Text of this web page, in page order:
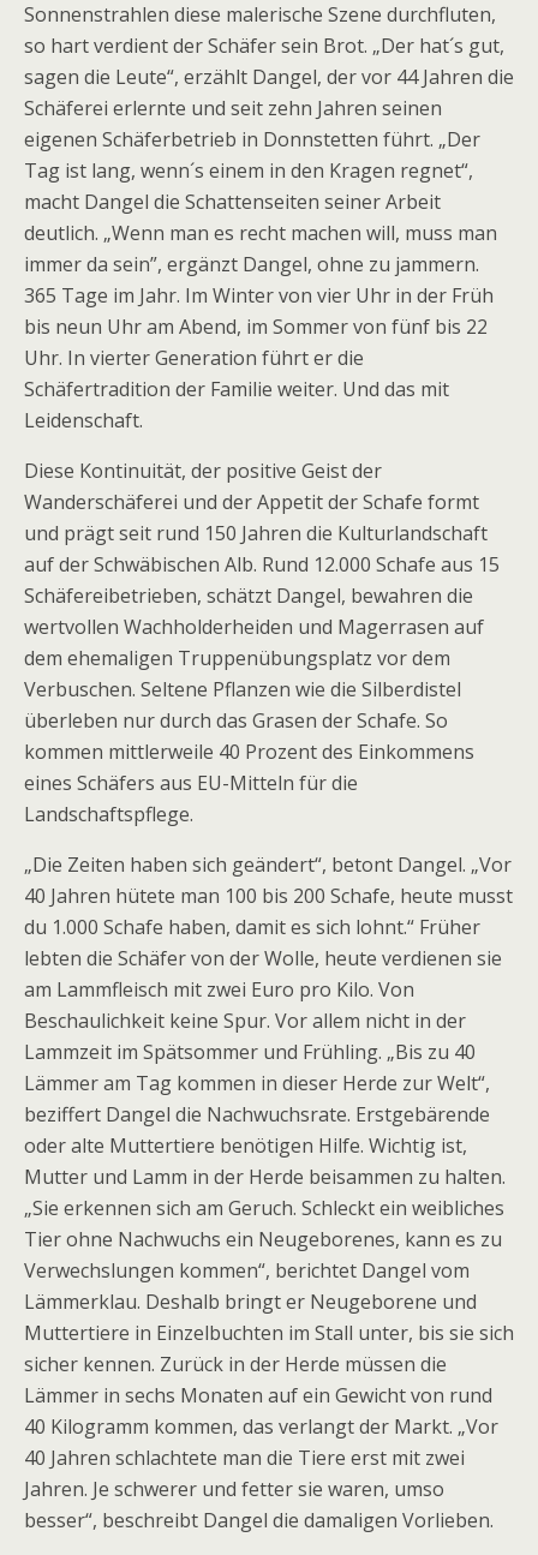
Sonnenstrahlen diese malerische Szene durchfluten,
so hart verdient der Schäfer sein Brot. „Der hat´s gut,
sagen die Leute“, erzählt Dangel, der vor 44 Jahren die
Schäferei erlernte und seit zehn Jahren seinen
eigenen Schäferbetrieb in Donnstetten führt. „Der
Tag ist lang, wenn´s einem in den Kragen regnet“,
macht Dangel die Schattenseiten seiner Arbeit
deutlich. „Wenn man es recht machen will, muss man
immer da sein”, ergänzt Dangel, ohne zu jammern.
365 Tage im Jahr. Im Winter von vier Uhr in der Früh
bis neun Uhr am Abend, im Sommer von fünf bis 22
Uhr. In vierter Generation führt er die
Schäfertradition der Familie weiter. Und das mit
Leidenschaft.
Diese Kontinuität, der positive Geist der
Wanderschäferei und der Appetit der Schafe formt
und prägt seit rund 150 Jahren die Kulturlandschaft
auf der Schwäbischen Alb. Rund 12.000 Schafe aus 15
Schäfereibetrieben, schätzt Dangel, bewahren die
wertvollen Wachholderheiden und Magerrasen auf
dem ehemaligen Truppenübungsplatz vor dem
Verbuschen. Seltene Pflanzen wie die Silberdistel
überleben nur durch das Grasen der Schafe. So
kommen mittlerweile 40 Prozent des Einkommens
eines Schäfers aus EU-Mitteln für die
Landschaftspflege.
„Die Zeiten haben sich geändert“, betont Dangel. „Vor
40 Jahren hütete man 100 bis 200 Schafe, heute musst
du 1.000 Schafe haben, damit es sich lohnt.“ Früher
lebten die Schäfer von der Wolle, heute verdienen sie
am Lammfleisch mit zwei Euro pro Kilo. Von
Beschaulichkeit keine Spur. Vor allem nicht in der
Lammzeit im Spätsommer und Frühling. „Bis zu 40
Lämmer am Tag kommen in dieser Herde zur Welt“,
beziffert Dangel die Nachwuchsrate. Erstgebärende
oder alte Muttertiere benötigen Hilfe. Wichtig ist,
Mutter und Lamm in der Herde beisammen zu halten.
„Sie erkennen sich am Geruch. Schleckt ein weibliches
Tier ohne Nachwuchs ein Neugeborenes, kann es zu
Verwechslungen kommen“, berichtet Dangel vom
Lämmerklau. Deshalb bringt er Neugeborene und
Muttertiere in Einzelbuchten im Stall unter, bis sie sich
sicher kennen. Zurück in der Herde müssen die
Lämmer in sechs Monaten auf ein Gewicht von rund
40 Kilogramm kommen, das verlangt der Markt. „Vor
40 Jahren schlachtete man die Tiere erst mit zwei
Jahren. Je schwerer und fetter sie waren, umso
besser“, beschreibt Dangel die damaligen Vorlieben.